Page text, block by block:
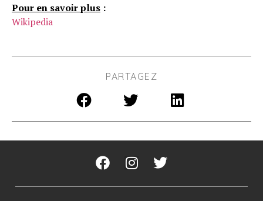
Pour en savoir plus :
Wikipedia
PARTAGEZ